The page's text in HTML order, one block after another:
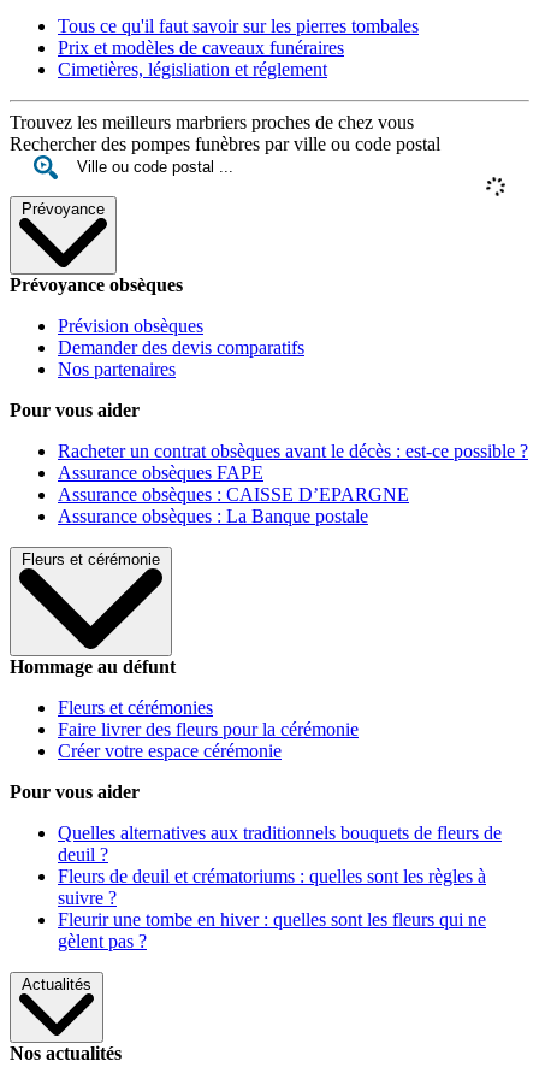
Tous ce qu'il faut savoir sur les pierres tombales
Prix et modèles de caveaux funéraires
Cimetières, législiation et réglement
Trouvez les meilleurs marbriers proches de chez vous
Rechercher des pompes funèbres par ville ou code postal
Prévoyance
Prévoyance obsèques
Prévision obsèques
Demander des devis comparatifs
Nos partenaires
Pour vous aider
Racheter un contrat obsèques avant le décès : est-ce possible ?
Assurance obsèques FAPE
Assurance obsèques : CAISSE D’EPARGNE
Assurance obsèques : La Banque postale
Fleurs et cérémonie
Hommage au défunt
Fleurs et cérémonies
Faire livrer des fleurs pour la cérémonie
Créer votre espace cérémonie
Pour vous aider
Quelles alternatives aux traditionnels bouquets de fleurs de
deuil ?
Fleurs de deuil et crématoriums : quelles sont les règles à
suivre ?
Fleurir une tombe en hiver : quelles sont les fleurs qui ne
gèlent pas ?
Actualités
Nos actualités